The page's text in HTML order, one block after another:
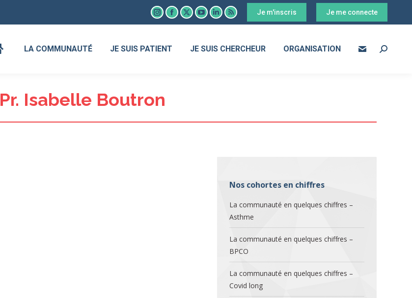
Instagram
opens
Facebook
opens
X
opens
YouTube
opens
LinkedIn
opens
RSS
opens
Je m'inscris Je me connecte
LA COMMUNAUTÉ JE SUIS PATIENT JE SUIS CHERCHEUR ORGANISATION Search:
Pr. Isabelle Boutron
Nos cohortes en chiffres
La communauté en quelques chiffres –
Asthme
La communauté en quelques chiffres –
BPCO
La communauté en quelques chiffres –
Covid long